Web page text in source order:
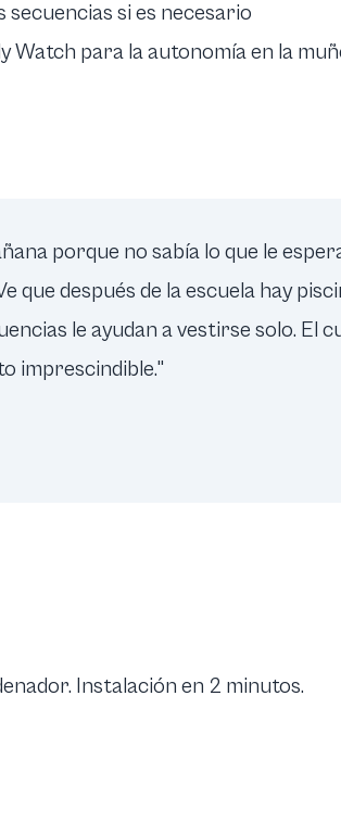
si es necesario
Watch para la autonomía en la
porque no sabía lo que le
que después de la escuela hay
le ayudan a vestirse solo. El
imprescindible."
. Instalación en 2 minutos.